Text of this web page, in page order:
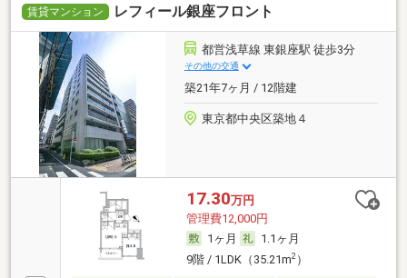
賃貸マンション レフィール銀座フロント
都営浅草線 東銀座駅 徒歩3分
その他の交通
築21年7ヶ月 / 12階建
東京都中央区築地４
17.30万円
管理費12,000円
1ヶ月
1.1ヶ月
9階 / 1LDK（35.21m2）